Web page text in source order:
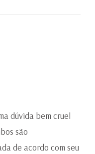
dúvida bem cruel
são
de acordo com seu